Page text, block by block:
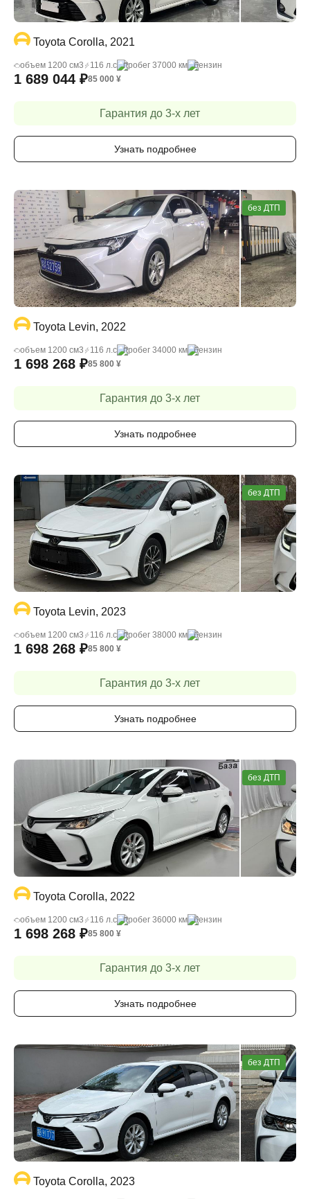
Toyota Corolla, 2021
объем 1200 cм3 116 л.с пробег 37000 км бензин
1 689 044 ₽85 000 ¥
Гарантия до 3-х лет
Узнать подробнее
без ДТП
Toyota Levin, 2022
объем 1200 cм3 116 л.с пробег 34000 км бензин
1 698 268 ₽85 800 ¥
Гарантия до 3-х лет
Узнать подробнее
без ДТП
Toyota Levin, 2023
объем 1200 cм3 116 л.с пробег 38000 км бензин
1 698 268 ₽85 800 ¥
Гарантия до 3-х лет
Узнать подробнее
без ДТП
Toyota Corolla, 2022
объем 1200 cм3 116 л.с пробег 36000 км бензин
1 698 268 ₽85 800 ¥
Гарантия до 3-х лет
Узнать подробнее
без ДТП
Toyota Corolla, 2023